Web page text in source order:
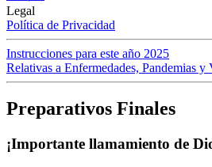
Legal
Política de Privacidad
Instrucciones para este año 2025
Relativas a Enfermedades, Pandemias
Preparativos Finales
¡Importante llamamiento de